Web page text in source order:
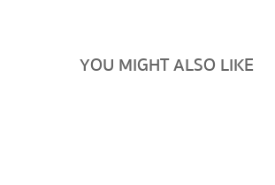
YOU MIGHT ALSO LIKE